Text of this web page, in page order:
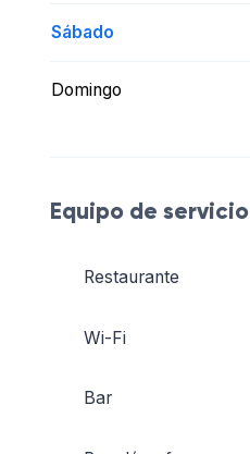
Sábado
Domingo
Equipo de servicio
Restaurante
Wi-Fi
Bar